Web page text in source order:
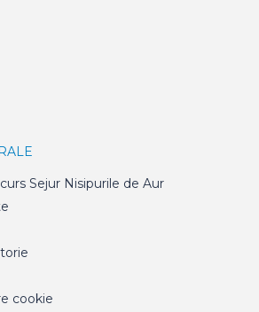
Sejur Nisipurile de Aur
cookie